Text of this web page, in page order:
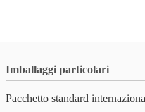
Imballaggi particolari
Pacchetto standard